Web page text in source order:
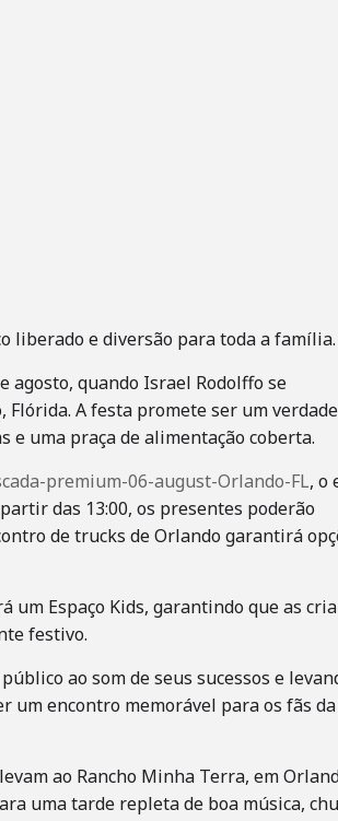
liberado e diversão para toda a família.
agosto, quando Israel Rodolffo se
A festa promete ser um
e uma praça de alimentação coberta.
premium-06-august-Orlando-FL, o
das 13:00, os presentes poderão
de trucks de Orlando garantirá
Espaço Kids, garantindo que as
festivo.
ao som de seus sucessos e
um encontro memorável para os fãs da
ao Rancho Minha Terra, em
uma tarde repleta de boa música,